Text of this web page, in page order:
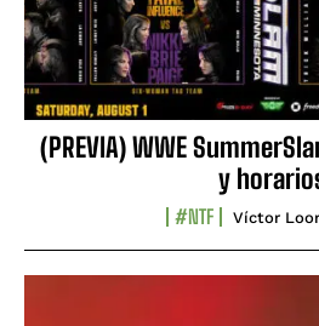
(PREVIA) WWE
y
#NTF Víctor